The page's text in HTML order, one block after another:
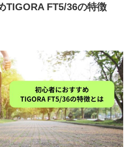
TIGORA FT5/36の特徴